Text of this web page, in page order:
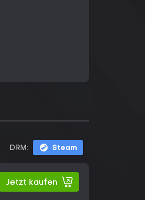
DRM: Steam
Jetzt kaufen